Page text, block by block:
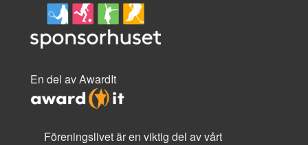
En del av AwardIt
Föreningslivet är en viktig del av vårt